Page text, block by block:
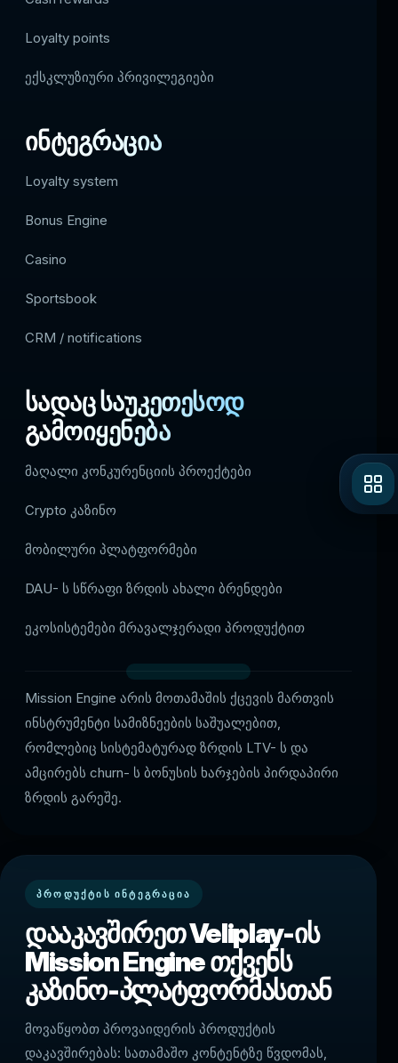
Loyalty points
ექსკლუზიური პრივილეგიები
ინტეგრაცია
Loyalty system
Bonus Engine
Casino
Sportsbook
CRM / notifications
სადაც საუკეთესოდ
გამოიყენება
მაღალი კონკურენციის პროექტები
Crypto კაზინო
მობილური პლატფორმები
DAU- ს სწრაფი ზრდის ახალი ბრენდები
ეკოსისტემები მრავალჯერადი პროდუქტით
Mission Engine არის მოთამაშის ქცევის მართვის
ინსტრუმენტი სამიზნეების საშუალებით,
რომლებიც სისტემატურად ზრდის LTV- ს და
ამცირებს churn- ს ბონუსის ხარჯების პირდაპირი
ზრდის გარეშე.
ᲞᲠᲝᲓᲣᲥᲢᲘᲡ ᲘᲜᲢᲔᲒᲠᲐᲪᲘᲐ
დააკავშირეთ Veliplay-ის
Mission Engine თქვენს
კაზინო-პლატფორმასთან
მოვაწყობთ პროვაიდერის პროდუქტის
დაკავშირებას: სათამაშო კონტენტზე წვდომას,